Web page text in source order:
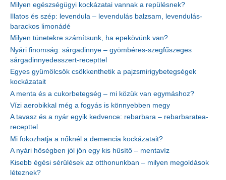
Milyen egészségügyi kockázatai vannak a repülésnek?
Illatos és szép: levendula – levendulás balzsam, levendulás-
barackos limonádé
Milyen tünetekre számítsunk, ha epekövünk van?
Nyári finomság: sárgadinnye – gyömbéres-szegfűszeges
sárgadinnyedesszert-recepttel
Egyes gyümölcsök csökkenthetik a pajzsmirigybetegségek
kockázatait
A menta és a cukorbetegség – mi közük van egymáshoz?
Vízi aerobikkal még a fogyás is könnyebben megy
A tavasz és a nyár egyik kedvence: rebarbara – rebarbaratea-
recepttel
Mi fokozhatja a nőknél a demencia kockázatait?
A nyári hőségben jól jön egy kis hűsítő – mentavíz
Kisebb égési sérülések az otthonunkban – milyen megoldások
léteznek?